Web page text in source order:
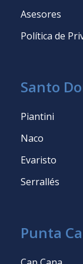
Asesores
Política de
Santo
Piantini
Naco
Evaristo
Serrallés
Punta